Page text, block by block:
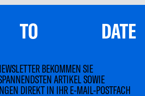
DATE
BEKOMMEN SIE
ARTIKEL SOWIE
DIREKT IN IHR E-MAIL-POSTFACH